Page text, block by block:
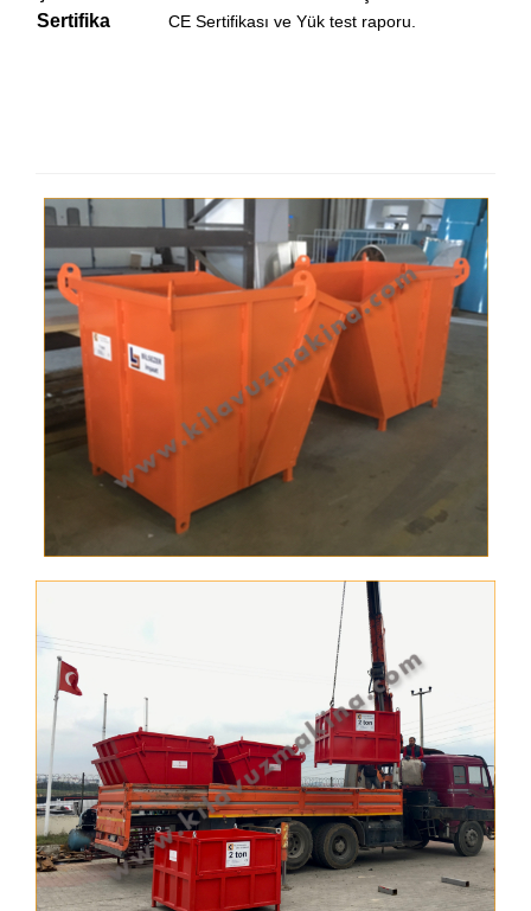
Sertifika
CE Sertifikası ve Yük test raporu.